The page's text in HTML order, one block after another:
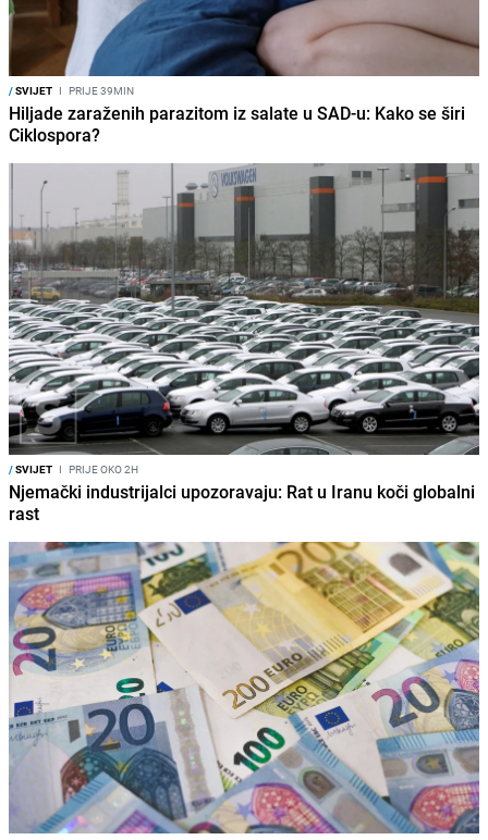
/SVIJET I PRIJE 39MIN
Hiljade zaraženih parazitom iz salate u SAD-u: Kako se širi
Ciklospora?
/SVIJET I PRIJE OKO 2H
Njemački industrijalci upozoravaju: Rat u Iranu koči globalni
rast